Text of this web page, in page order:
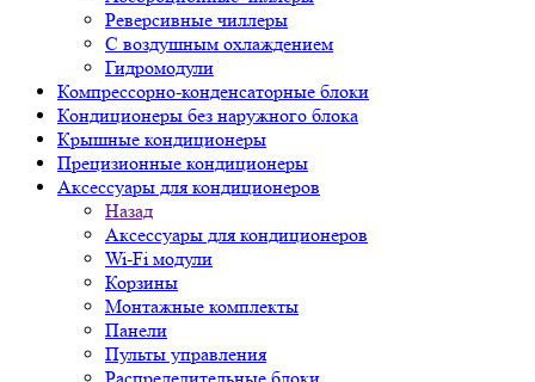
Реверсивные чиллеры
С воздушным охлаждением
Гидромодули
Компрессорно-конденсаторные блоки
Кондиционеры без наружного блока
Крышные кондиционеры
Прецизионные кондиционеры
Аксессуары для кондиционеров
Назад
Аксессуары для кондиционеров
Wi-Fi модули
Корзины
Монтажные комплекты
Панели
Пульты управления